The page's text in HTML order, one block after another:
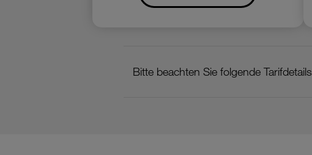
Bitte beachten Sie folgende Tarifdetails